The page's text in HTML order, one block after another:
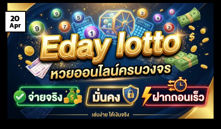
20
Apr